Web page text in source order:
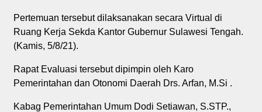
Pertemuan tersebut dilaksanakan secara Virtual di
Ruang Kerja Sekda Kantor Gubernur Sulawesi Tengah.
(Kamis, 5/8/21).
Rapat Evaluasi tersebut dipimpin oleh Karo
Pemerintahan dan Otonomi Daerah Drs. Arfan, M.Si .
Kabag Pemerintahan Umum Dodi Setiawan, S.STP.,